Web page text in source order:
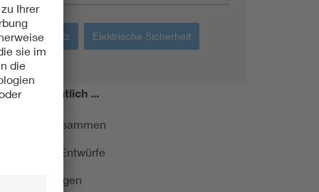
Blitzschutz Elektrische Sicherheit
Monatlich ...
kurz zusammen
und Entwürfe